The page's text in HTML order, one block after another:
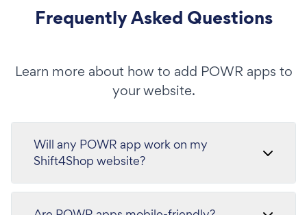
Frequently Asked Questions
Learn more about how to add POWR apps to
your website.
Will any POWR app work on my
Shift4Shop website?